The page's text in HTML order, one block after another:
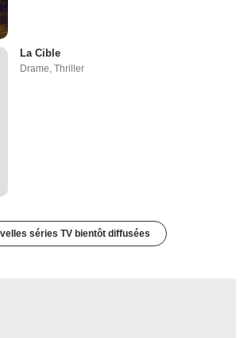
La Cible
Drame,Thriller
séries TV bientôt diffusées